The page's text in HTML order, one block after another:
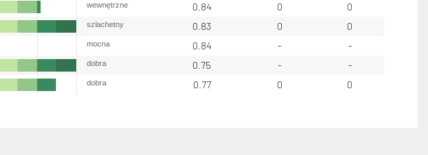
wewnętrzne 0.84 0 0
szlachetny 0.83 0 0
mocna 0.84 - -
dobra 0.75 - -
dobra 0.77 0 0